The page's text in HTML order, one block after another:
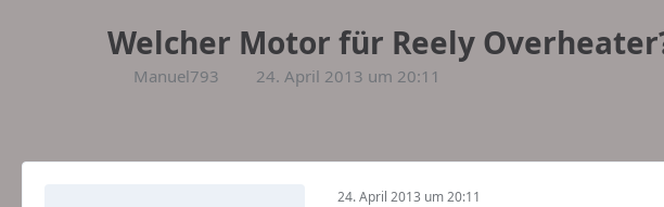
Welcher Motor für Reely
Manuel793 24. April 2013 um 20:11
24. April 2013 um 20:11